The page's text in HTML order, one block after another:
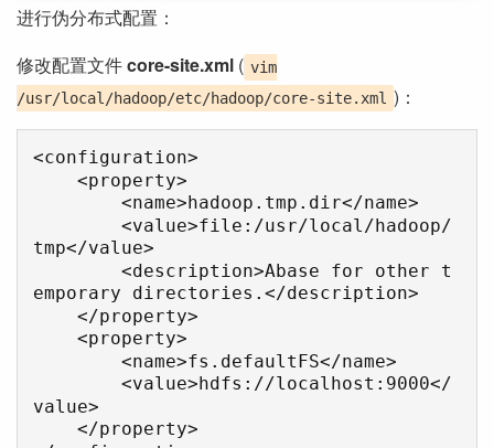
进行伪分布式配置：
修改配置文件core-site.xml ( vim
/usr/local/hadoop/etc/hadoop/core-site.xml )：
<configuration>
tmp</value>
emporary directories.</description>
value>